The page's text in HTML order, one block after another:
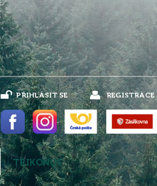
PŘIHLÁSIT SE REGISTRACE
TRIKONOS